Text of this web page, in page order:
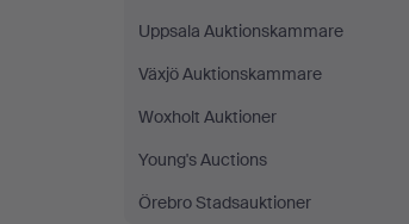
Uppsala Auktionskammare
Växjö Auktionskammare
Woxholt Auktioner
Young's Auctions
Örebro Stadsauktioner